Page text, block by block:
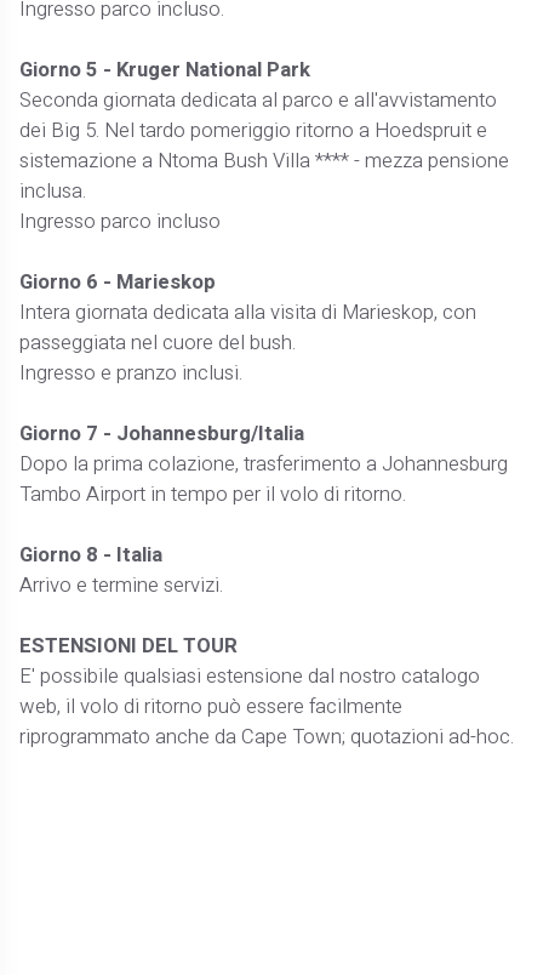
Ingresso parco incluso.
Giorno 5 - Kruger National Park
Seconda giornata dedicata al parco e all'avvistamento
dei Big 5. Nel tardo pomeriggio ritorno a Hoedspruit e
sistemazione a Ntoma Bush Villa **** - mezza pensione
inclusa.
Ingresso parco incluso
Giorno 6 - Marieskop
Intera giornata dedicata alla visita di Marieskop, con
passeggiata nel cuore del bush.
Ingresso e pranzo inclusi.
Giorno 7 - Johannesburg/Italia
Dopo la prima colazione, trasferimento a Johannesburg
Tambo Airport in tempo per il volo di ritorno.
Giorno 8 - Italia
Arrivo e termine servizi.
ESTENSIONI DEL TOUR
E' possibile qualsiasi estensione dal nostro catalogo
web, il volo di ritorno può essere facilmente
riprogrammato anche da Cape Town; quotazioni ad-hoc.